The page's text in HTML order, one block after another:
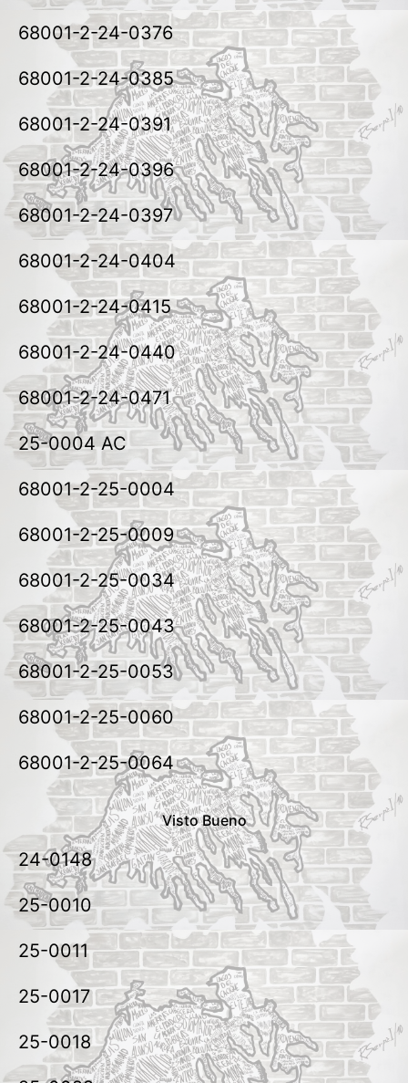
68001-2-24-0376
68001-2-24-0385
68001-2-24-0391
68001-2-24-0396
68001-2-24-0397
68001-2-24-0404
68001-2-24-0415
68001-2-24-0440
68001-2-24-0471
25-0004 AC
68001-2-25-0004
68001-2-25-0009
68001-2-25-0034
68001-2-25-0043
68001-2-25-0053
68001-2-25-0060
68001-2-25-0064
Visto Bueno
24-0148
25-0010
25-0011
25-0017
25-0018